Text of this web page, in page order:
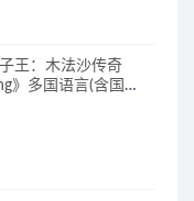
王：木法沙传奇
》多国语言(含国